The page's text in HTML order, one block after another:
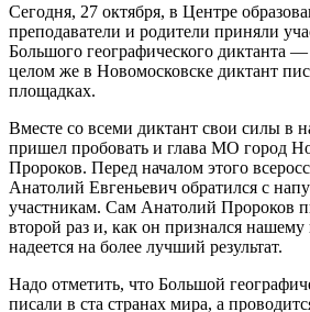
Сегодня, 27 октября, в Центре
преподаватели и родители приняли
Большого географического диктанта
целом же в Новомосковске диктант
площадках.
Вместе со всеми диктант свои силы в
пришел пробовать и глава МО город
Пророков. Перед началом этого
Анатолий Евгеньевич обратился с
участникам. Сам Анатолий Пророков
второй раз и, как он признался нашему
надеется на более лучший результат.
Надо отметить, что Большой
писали в ста странах мира, а